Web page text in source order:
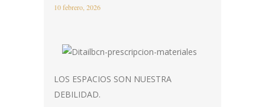
10 febrero, 2026
LOS ESPACIOS SON NUESTRA
DEBILIDAD.